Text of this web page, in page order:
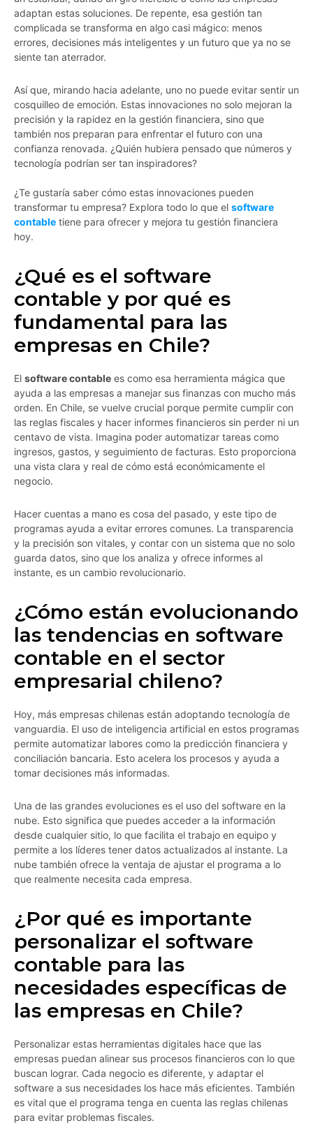
adaptan estas soluciones. De repente, esa gestión tan
complicada se transforma en algo casi mágico: menos
errores, decisiones más inteligentes y un futuro que ya no se
siente tan aterrador.
Así que, mirando hacia adelante, uno no puede evitar sentir un
cosquilleo de emoción. Estas innovaciones no solo mejoran la
precisión y la rapidez en la gestión financiera, sino que
también nos preparan para enfrentar el futuro con una
confianza renovada. ¿Quién hubiera pensado que números y
tecnología podrían ser tan inspiradores?
¿Te gustaría saber cómo estas innovaciones pueden
transformar tu empresa? Explora todo lo que el software
contable tiene para ofrecer y mejora tu gestión financiera
hoy.
¿Qué es el software
contable y por qué es
fundamental para las
empresas en Chile?
El software contable es como esa herramienta mágica que
ayuda a las empresas a manejar sus finanzas con mucho más
orden. En Chile, se vuelve crucial porque permite cumplir con
las reglas fiscales y hacer informes financieros sin perder ni un
centavo de vista. Imagina poder automatizar tareas como
ingresos, gastos, y seguimiento de facturas. Esto proporciona
una vista clara y real de cómo está económicamente el
negocio.
Hacer cuentas a mano es cosa del pasado, y este tipo de
programas ayuda a evitar errores comunes. La transparencia
y la precisión son vitales, y contar con un sistema que no solo
guarda datos, sino que los analiza y ofrece informes al
instante, es un cambio revolucionario.
¿Cómo están evolucionando
las tendencias en software
contable en el sector
empresarial chileno?
Hoy, más empresas chilenas están adoptando tecnología de
vanguardia. El uso de inteligencia artificial en estos programas
permite automatizar labores como la predicción financiera y
conciliación bancaria. Esto acelera los procesos y ayuda a
tomar decisiones más informadas.
Una de las grandes evoluciones es el uso del software en la
nube. Esto significa que puedes acceder a la información
desde cualquier sitio, lo que facilita el trabajo en equipo y
permite a los líderes tener datos actualizados al instante. La
nube también ofrece la ventaja de ajustar el programa a lo
que realmente necesita cada empresa.
¿Por qué es importante
personalizar el software
contable para las
necesidades específicas de
las empresas en Chile?
Personalizar estas herramientas digitales hace que las
empresas puedan alinear sus procesos financieros con lo que
buscan lograr. Cada negocio es diferente, y adaptar el
software a sus necesidades los hace más eficientes. También
es vital que el programa tenga en cuenta las reglas chilenas
para evitar problemas fiscales.